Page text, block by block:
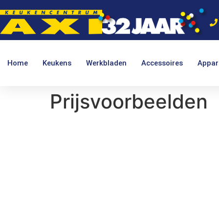
Home Keukens Werkbladen Accessoires
Prijsvoorbeelden